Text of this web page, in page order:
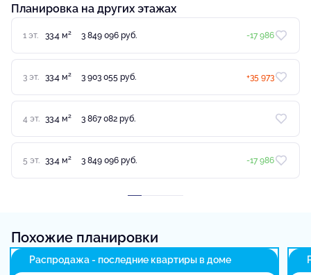
Планировка на других этажах
1 эт. 33.4 м2 3 849 096 руб. -17 986
3 эт. 33.4 м2 3 903 055 руб. +35 973
4 эт. 33.4 м2 3 867 082 руб.
5 эт. 33.4 м2 3 849 096 руб. -17 986
Похожие планировки
Распродажа - последние квартиры в доме